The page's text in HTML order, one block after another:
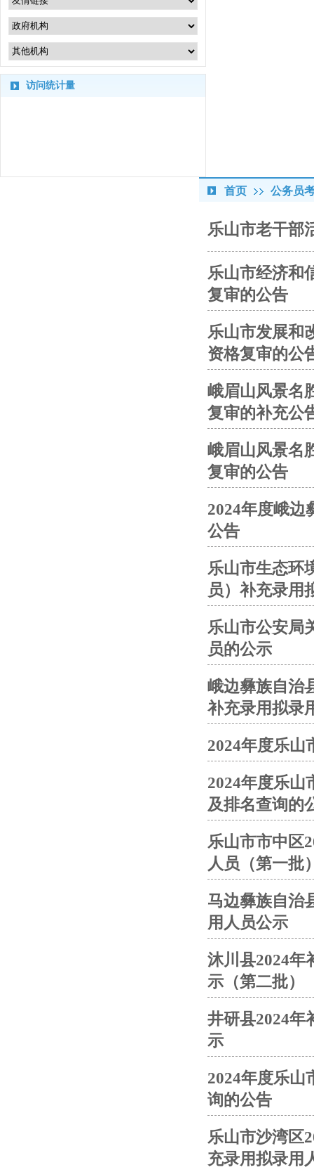
访问统计量
首页 公务员
乐山市老干部
乐山市经济和
复审的公告
乐山市发展和
资格复审的公
峨眉山风景名
复审的补充公
峨眉山风景名
复审的公告
2024年度峨边
公告
乐山市生态环
员）补充录用
乐山市公安局
员的公示
峨边彝族自治
补充录用拟录
2024年度乐山
2024年度乐山
及排名查询的
乐山市市中区
人员（第一批
马边彝族自治
用人员公示
沐川县2024年
示（第二批）
井研县2024年
示
2024年度乐山
询的公告
乐山市沙湾区
充录用拟录用